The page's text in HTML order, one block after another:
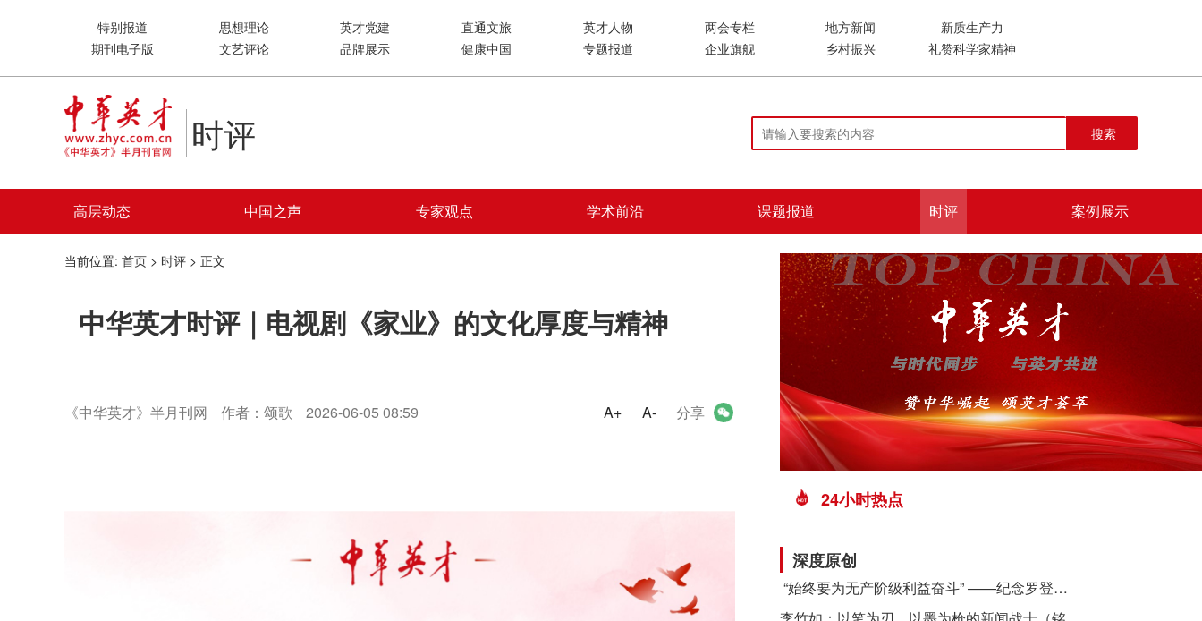
特别报道 思想理论 英才党建 直通文旅 英才人物 两会专栏 地方新闻
新质生产力
期刊电子版
文艺评论 品牌展示 健康中国 专题报道 企业旗舰 乡村振兴 礼赞科学家精神
时评 搜索
高层动态 中国之声 专家观点 学术前沿 课题报道 时评 案例展示
当前位置: 首页 > 时评 > 正文
中华英才时评｜电视剧《家业》的文化厚度与精神
《中华英才》半月刊网 作者：颂歌 2026-06-05 08:59 A+ A- 分享
24小时热点
深度原创
​ “始终要为无产阶级利益奋斗” ——纪念罗登贤同志诞辰120周年